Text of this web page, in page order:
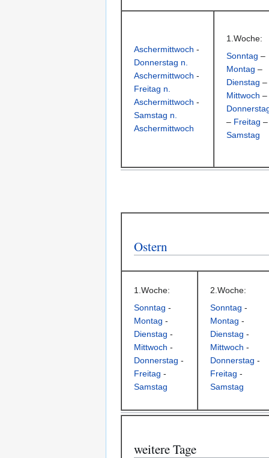
Aschermittwoch -
Donnerstag n.
Aschermittwoch -
Freitag n.
Aschermittwoch -
Samstag n.
Aschermittwoch
1.Woche:
Sonntag –
Montag –
Dienstag –
Mittwoch –
– Freitag –
Samstag
Ostern
1.Woche:
Sonntag -
Montag -
Dienstag -
Mittwoch -
Donnerstag -
Freitag -
Samstag
2.Woche:
Sonntag -
Montag -
Dienstag -
Mittwoch -
Donnerstag -
Freitag -
Samstag
weitere Tage